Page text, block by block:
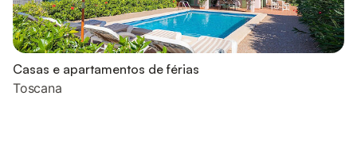
Casas e apartamentos de férias
Toscana